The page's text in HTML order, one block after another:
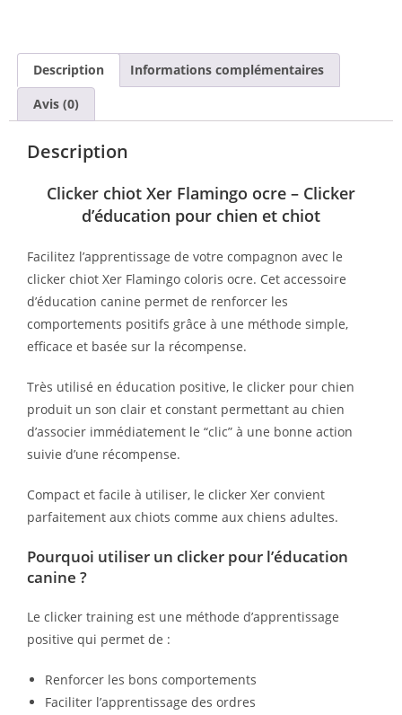
Description Informations complémentaires
Avis (0)
Description
Clicker chiot Xer Flamingo ocre – Clicker
d’éducation pour chien et chiot
Facilitez l’apprentissage de votre compagnon avec le
clicker chiot Xer Flamingo coloris ocre. Cet accessoire
d’éducation canine permet de renforcer les
comportements positifs grâce à une méthode simple,
efficace et basée sur la récompense.
Très utilisé en éducation positive, le clicker pour chien
produit un son clair et constant permettant au chien
d’associer immédiatement le “clic” à une bonne action
suivie d’une récompense.
Compact et facile à utiliser, le clicker Xer convient
parfaitement aux chiots comme aux chiens adultes.
Pourquoi utiliser un clicker pour l’éducation
canine ?
Le clicker training est une méthode d’apprentissage
positive qui permet de :
Renforcer les bons comportements
Faciliter l’apprentissage des ordres